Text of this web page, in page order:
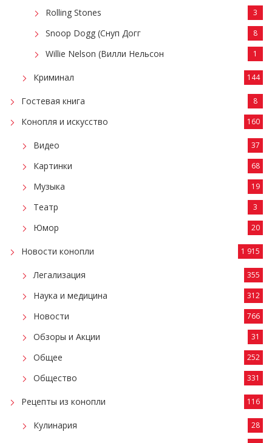
Rolling Stones 3
Snoop Dogg (Снуп Догг 8
Willie Nelson (Вилли Нельсон 1
Криминал 144
Гостевая книга 8
Конопля и искусство 160
Видео 37
Картинки 68
Музыка 19
Театр 3
Юмор 20
Новости конопли 1 915
Легализация 355
Наука и медицина 312
Новости 766
Обзоры и Акции 31
Общее 252
Общество 331
Рецепты из конопли 116
Кулинария 28